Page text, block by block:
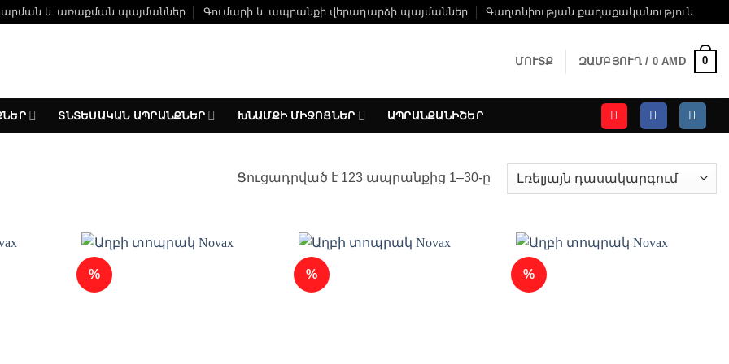
և առաքման պայմաններ Գումարի և ապրանքի վերադարձի պայմաններ Գաղտնիության քաղաքականություն
ՄՈՒՏՔ ԶԱՄԲՅՈՒՂ / 0AMD 0
ՏՆՏԵՍԱԿԱՆ ԱՊՐԱՆՔՆԵՐ ԽՆԱՄՔԻ ՄԻՋՈՑՆԵՐ ԱՊՐԱՆՔԱՆԻՇԵՐ
Ցուցադրված է 123 ապրանքից 1–30-ը
% % %